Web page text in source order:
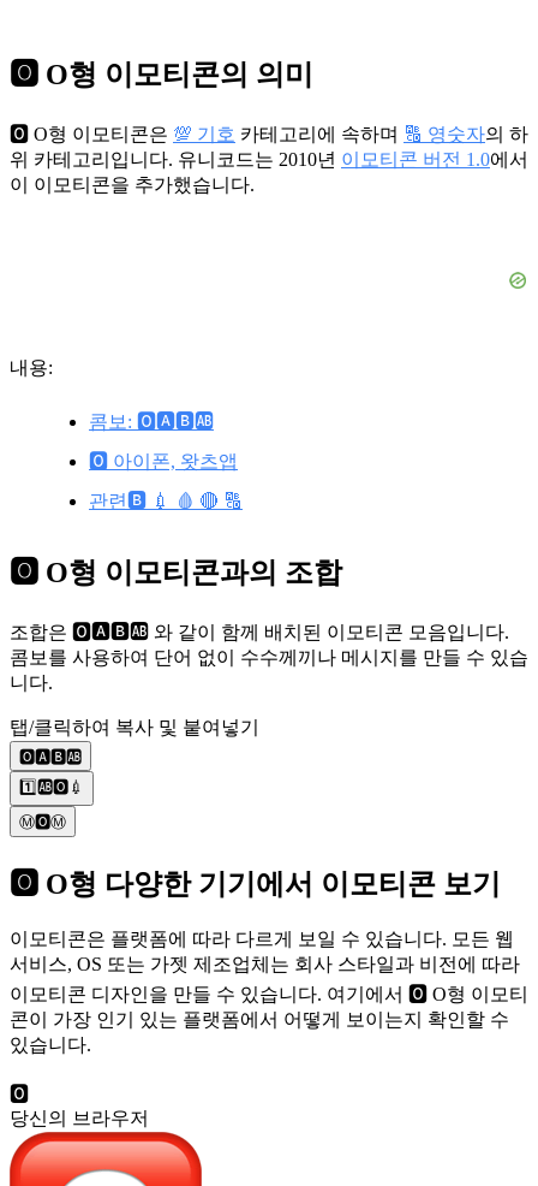
🅾️ O형 이모티콘의 의미
🅾️ O형 이모티콘은 💯 기호 카테고리에 속하며 🔠 영숫자의 하
위 카테고리입니다. 유니코드는 2010년 이모티콘 버전 1.0에서
이 이모티콘을 추가했습니다.
내용:
콤보: 🅾️🅰️🅱️🆎
🅾️ 아이폰, 왓츠앱
관련🅱️ 💉 🩸 🔴 🔠
🅾️ O형 이모티콘과의 조합
조합은 🅾️🅰️🅱️🆎 와 같이 함께 배치된 이모티콘 모음입니다.
콤보를 사용하여 단어 없이 수수께끼나 메시지를 만들 수 있습
니다.
탭/클릭하여 복사 및 붙여넣기
🅾️🅰️🅱️🆎
1️⃣🆎🅾️💉
Ⓜ️🅾️Ⓜ️
🅾️ O형 다양한 기기에서 이모티콘 보기
이모티콘은 플랫폼에 따라 다르게 보일 수 있습니다. 모든 웹
서비스, OS 또는 가젯 제조업체는 회사 스타일과 비전에 따라
이모티콘 디자인을 만들 수 있습니다. 여기에서 🅾️ O형 이모티
콘이 가장 인기 있는 플랫폼에서 어떻게 보이는지 확인할 수
있습니다.
🅾️
당신의 브라우저